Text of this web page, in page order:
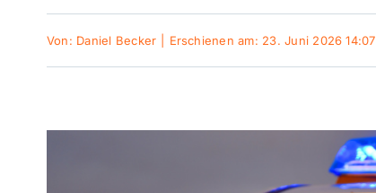
Von: Daniel Becker Erschienen am: 23. Juni 2026 14:07